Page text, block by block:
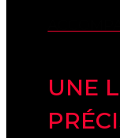
UNE